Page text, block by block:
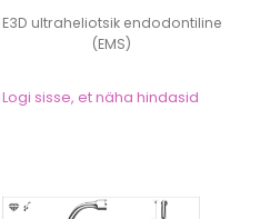
E3D ultraheliotsik endodontiline
(EMS)
Logi sisse, et näha hindasid